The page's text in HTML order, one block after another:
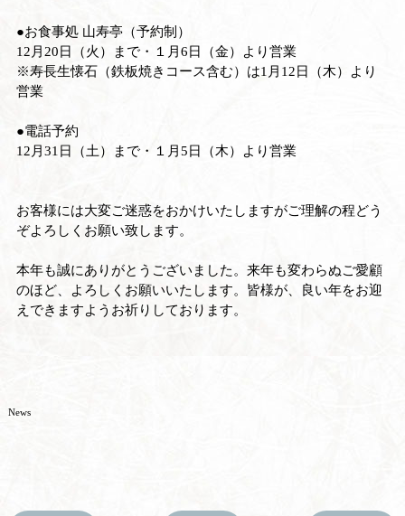
●お食事処 山寿亭（予約制）
12月20日（火）まで・１月6日（金）より営業
※寿長生懐石（鉄板焼きコース含む）は1月12日（木）より
営業
●電話予約
12月31日（土）まで・１月5日（木）より営業
お客様には大変ご迷惑をおかけいたしますがご理解の程どう
ぞよろしくお願い致します。
本年も誠にありがとうございました。来年も変わらぬご愛顧
のほど、よろしくお願いいたします。皆様が、良い年をお迎
えできますようお祈りしております。
News